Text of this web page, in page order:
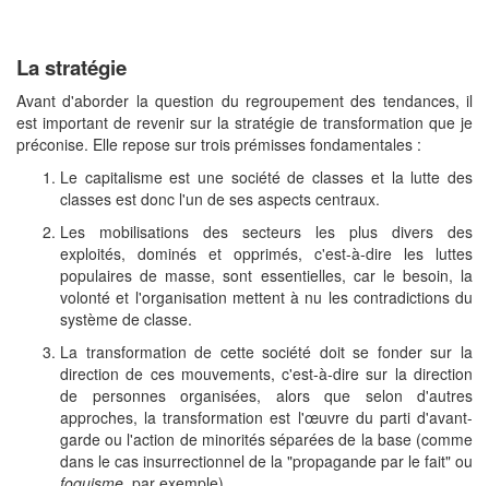
La stratégie
Avant d'aborder la question du regroupement des tendances, il
est important de revenir sur la stratégie de transformation que je
préconise. Elle repose sur trois prémisses fondamentales :
Le capitalisme est une société de classes et la lutte des
classes est donc l'un de ses aspects centraux.
Les mobilisations des secteurs les plus divers des
exploités, dominés et opprimés, c'est-à-dire les luttes
populaires de masse, sont essentielles, car le besoin, la
volonté et l'organisation mettent à nu les contradictions du
système de classe.
La transformation de cette société doit se fonder sur la
direction de ces mouvements, c'est-à-dire sur la direction
de personnes organisées, alors que selon d'autres
approches, la transformation est l'œuvre du parti d'avant-
garde ou l'action de minorités séparées de la base (comme
dans le cas insurrectionnel de la "propagande par le fait" ou